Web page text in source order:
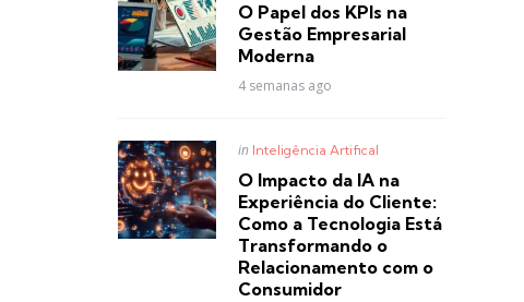
O Papel dos KPIs na
Gestão Empresarial
Moderna
4 semanas ago
Posted
in Inteligência Artifical
O Impacto da IA na
Experiência do Cliente:
Como a Tecnologia Está
Transformando o
Relacionamento com o
Consumidor